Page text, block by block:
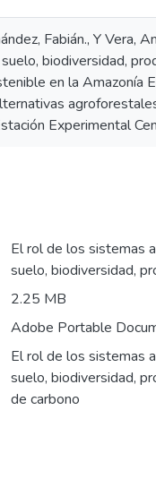
Fabián., Y Vera,
biodiversidad,
en la Amazonía
Experimental
El rol de los sistemas
suelo, biodiversidad,
2.25 MB
Adobe Portable
El rol de los sistemas
suelo, biodiversidad,
de carbono